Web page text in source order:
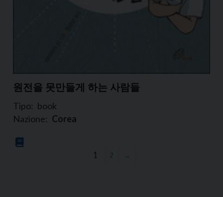
원전을 못만들게 하는 사람들
Tipo: book
Nazione: Corea
1 2 →